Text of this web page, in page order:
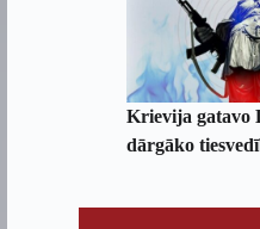
Krievija gatavo
dārgāko